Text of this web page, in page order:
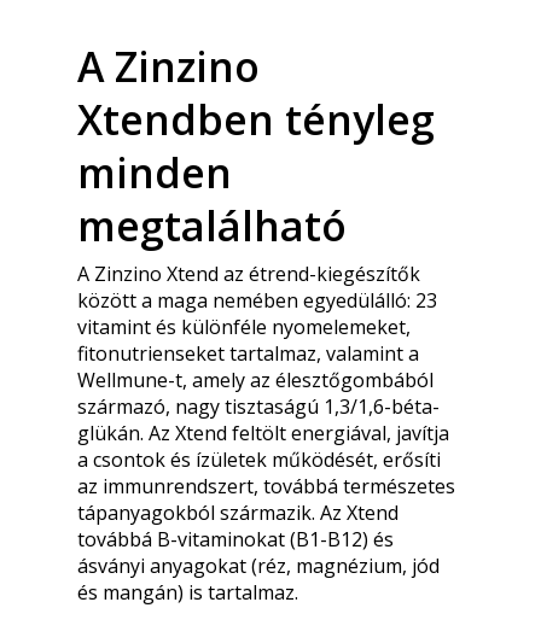
A Zinzino
Xtendben tényleg
minden
megtalálható
A Zinzino Xtend az étrend-kiegészítők
között a maga nemében egyedülálló: 23
vitamint és különféle nyomelemeket,
fitonutrienseket tartalmaz, valamint a
Wellmune-t, amely az élesztőgombából
származó, nagy tisztaságú 1,3/1,6-béta-
glükán. Az Xtend feltölt energiával, javítja
a csontok és ízületek működését, erősíti
az immunrendszert, továbbá természetes
tápanyagokból származik. Az Xtend
továbbá B-vitaminokat (B1-B12) és
ásványi anyagokat (réz, magnézium, jód
és mangán) is tartalmaz.